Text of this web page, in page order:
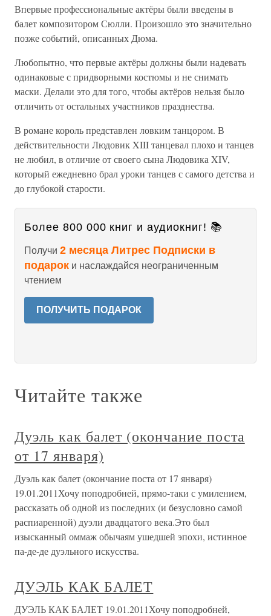
Впервые профессиональные актёры были введены в
балет композитором Сюлли. Произошло это значительно
позже событий, описанных Дюма.
Любопытно, что первые актёры должны были надевать
одинаковые с придворными костюмы и не снимать
маски. Делали это для того, чтобы актёров нельзя было
отличить от остальных участников празднества.
В романе король представлен ловким танцором. В
действительности Людовик XIII танцевал плохо и танцев
не любил, в отличие от своего сына Людовика XIV,
который ежедневно брал уроки танцев с самого детства и
до глубокой старости.
Более 800 000 книг и аудиокниг! 📚
Получи 2 месяца Литрес Подписки в
подарок и наслаждайся неограниченным
чтением
ПОЛУЧИТЬ ПОДАРОК
Читайте также
Дуэль как балет (окончание поста
от 17 января)
Дуэль как балет (окончание поста от 17 января)
19.01.2011Хочу поподробней, прямо-таки с умилением,
рассказать об одной из последних (и безусловно самой
распиаренной) дуэли двадцатого века.Это был
изысканный оммаж обычаям ушедшей эпохи, истинное
па-де-де дуэльного искусства.
ДУЭЛЬ КАК БАЛЕТ
ДУЭЛЬ КАК БАЛЕТ 19.01.2011Хочу поподробней,